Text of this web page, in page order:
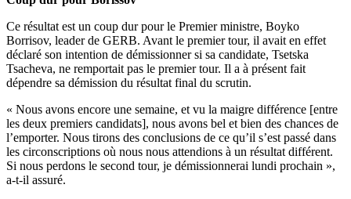
Ce résultat est un coup dur pour le Premier ministre, Boyko
Borrisov, leader de GERB. Avant le premier tour, il avait en effet
déclaré son intention de démissionner si sa candidate, Tsetska
Tsacheva, ne remportait pas le premier tour. Il a à présent fait
dépendre sa démission du résultat final du scrutin.
« Nous avons encore une semaine, et vu la maigre différence [entre
les deux premiers candidats], nous avons bel et bien des chances de
l’emporter. Nous tirons des conclusions de ce qu’il s’est passé dans
les circonscriptions où nous nous attendions à un résultat différent.
Si nous perdons le second tour, je démissionnerai lundi prochain »,
a-t-il assuré.